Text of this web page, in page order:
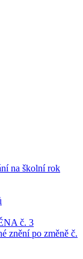
na školní rok
č. 3
znění po změně č.